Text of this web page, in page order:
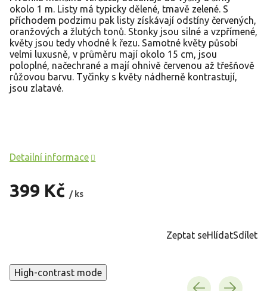
399 Kč / ks
okolo 1 m. Listy má typicky dělené, tmavě zelené. S
příchodem podzimu pak listy získávají odstíny červených,
oranžových a žlutých tonů. Stonky jsou silné a vzpřímené,
květy jsou tedy vhodné k řezu. Samotné květy působí
velmi luxusně, v průměru mají okolo 15 cm, jsou
poloplné, načechrané a mají ohnivě červenou až třešňově
růžovou barvu. Tyčinky s květy nádherně kontrastují,
jsou zlatavé.
Detailní informace
Zeptat seHlídatSdílet
High-contrast mode